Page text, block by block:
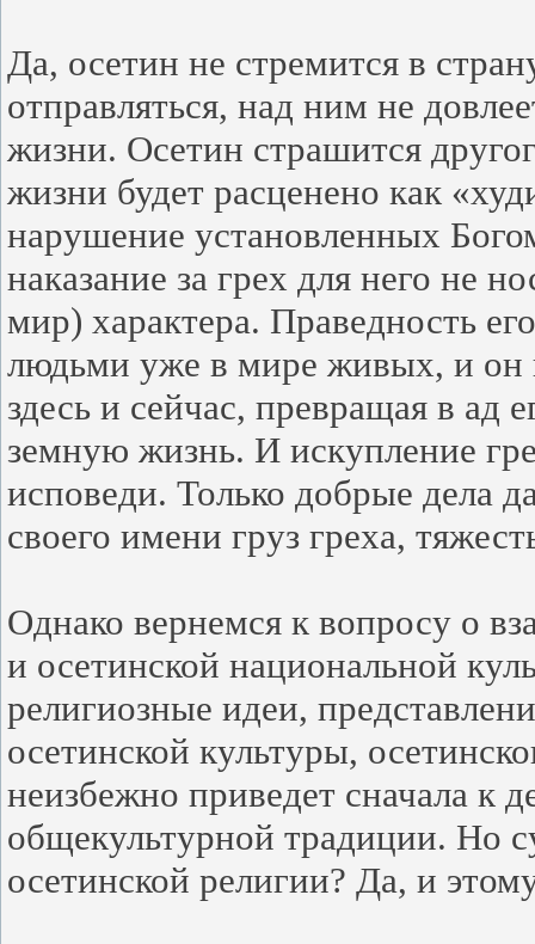
Да, осетин не стремится в
отправляться, над ним не
жизни. Осетин страшится
жизни будет расценено как
нарушение установленных
наказание за грех для него не
мир) характера. Праведность
людьми уже в мире живых, и он
здесь и сейчас, превращая в ад
земную жизнь. И искупление
исповеди. Только добрые дела
своего имени груз греха,
Однако вернемся к вопросу о
и осетинской национальной
религиозные идеи,
осетинской культуры,
неизбежно приведет сначала к
общекультурной традиции. Но
осетинской религии? Да, и